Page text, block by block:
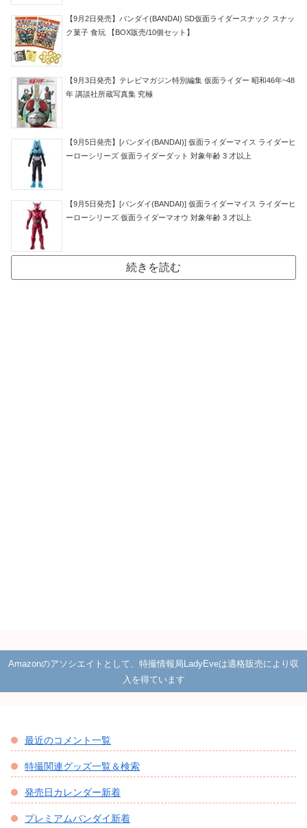
【9月2日発売】バンダイ(BANDAI) SD仮面ライダースナック スナッ
ク菓子 食玩 【BOX販売/10個セット】
【9月3日発売】テレビマガジン特別編集 仮面ライダー 昭和46年~48
年 講談社所蔵写真集 究極
【9月5日発売】[バンダイ(BANDAI)] 仮面ライダーマイス ライダーヒ
ーローシリーズ 仮面ライダーダット 対象年齢 3 才以上
【9月5日発売】[バンダイ(BANDAI)] 仮面ライダーマイス ライダーヒ
ーローシリーズ 仮面ライダーマオウ 対象年齢 3 才以上
続きを読む
Amazonのアソシエイトとして、特撮情報局LadyEveは適格販売により収
入を得ています
最近のコメント一覧
特撮関連グッズ一覧＆検索
発売日カレンダー新着
プレミアムバンダイ新着